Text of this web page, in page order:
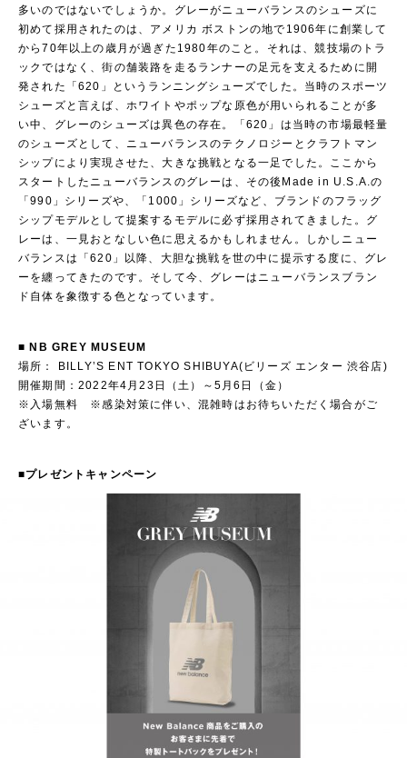
多いのではないでしょうか。グレーがニューバランスのシューズに
初めて採用されたのは、アメリカ ボストンの地で1906年に創業して
から70年以上の歳月が過ぎた1980年のこと。それは、競技場のトラ
ックではなく、街の舗装路を走るランナーの足元を支えるために開
発された「620」というランニングシューズでした。当時のスポーツ
シューズと言えば、ホワイトやポップな原色が用いられることが多
い中、グレーのシューズは異色の存在。「620」は当時の市場最軽量
のシューズとして、ニューバランスのテクノロジーとクラフトマン
シップにより実現させた、大きな挑戦となる一足でした。ここから
スタートしたニューバランスのグレーは、その後Made in U.S.A.の
「990」シリーズや、「1000」シリーズなど、ブランドのフラッグ
シップモデルとして提案するモデルに必ず採用されてきました。グ
レーは、一見おとなしい色に思えるかもしれません。しかしニュー
バランスは「620」以降、大胆な挑戦を世の中に提示する度に、グレ
ーを纏ってきたのです。そして今、グレーはニューバランスブラン
ド自体を象徴する色となっています。
■ NB GREY MUSEUM
場所： BILLY’S ENT TOKYO SHIBUYA(ビリーズ エンター 渋谷店)
開催期間：2022年4月23日（土）～5月6日（金）
※入場無料 ※感染対策に伴い、混雑時はお待ちいただく場合がご
ざいます。
■プレゼントキャンペーン